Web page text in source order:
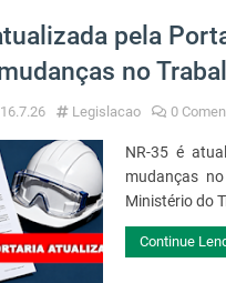
pela
no
16.7.26 Legislacao 0
NR-35 é
mudanças
Ministério do
Continue